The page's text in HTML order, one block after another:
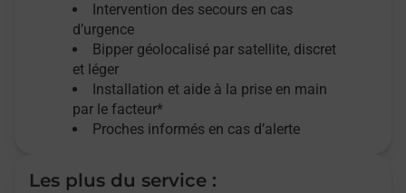
Intervention des secours en cas
d’urgence
Bipper géolocalisé par satellite, discret
et léger
Installation et aide à la prise en main
par le facteur*
Proches informés en cas d’alerte
Les plus du service :